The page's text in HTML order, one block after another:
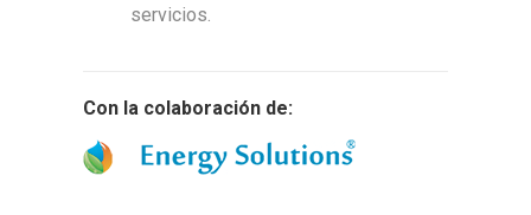
servicios.
Con la colaboración de: